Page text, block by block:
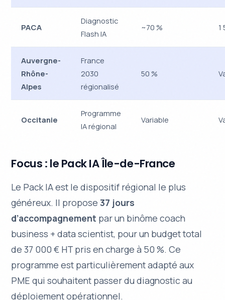
PACA
Diagnostic
Flash IA
~70 % 1
Auvergne-
Rhône-
Alpes
France
2030
régionalisé
50 %
Occitanie
Programme
IA régional
Variable
Focus : le Pack IA Île-de-France
Le Pack IA est le dispositif régional le plus
généreux. Il propose37 jours
d’accompagnement par un binôme coach
business + data scientist, pour un budget total
de 37 000 € HT pris en charge à 50 %. Ce
programme est particulièrement adapté aux
PME qui souhaitent passer du diagnostic au
déploiement opérationnel.